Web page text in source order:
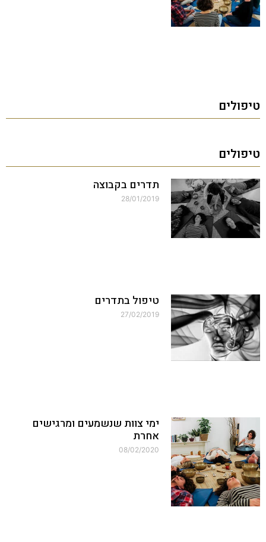
טיפולים
טיפולים
תדרים בקבוצה
28/01/2019
טיפול בתדרים
27/02/2019
ימי צוות שנשמעים ומרגישים
אחרת
08/02/2020